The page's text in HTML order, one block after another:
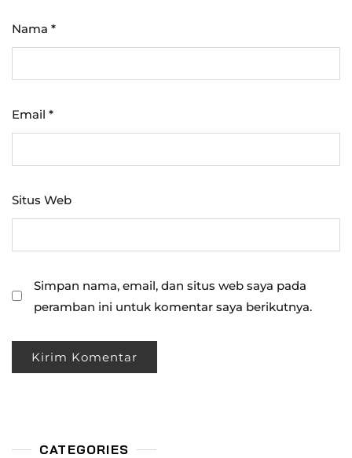
Nama *
Email *
Situs Web
Simpan nama, email, dan situs web saya pada
peramban ini untuk komentar saya berikutnya.
CATEGORIES